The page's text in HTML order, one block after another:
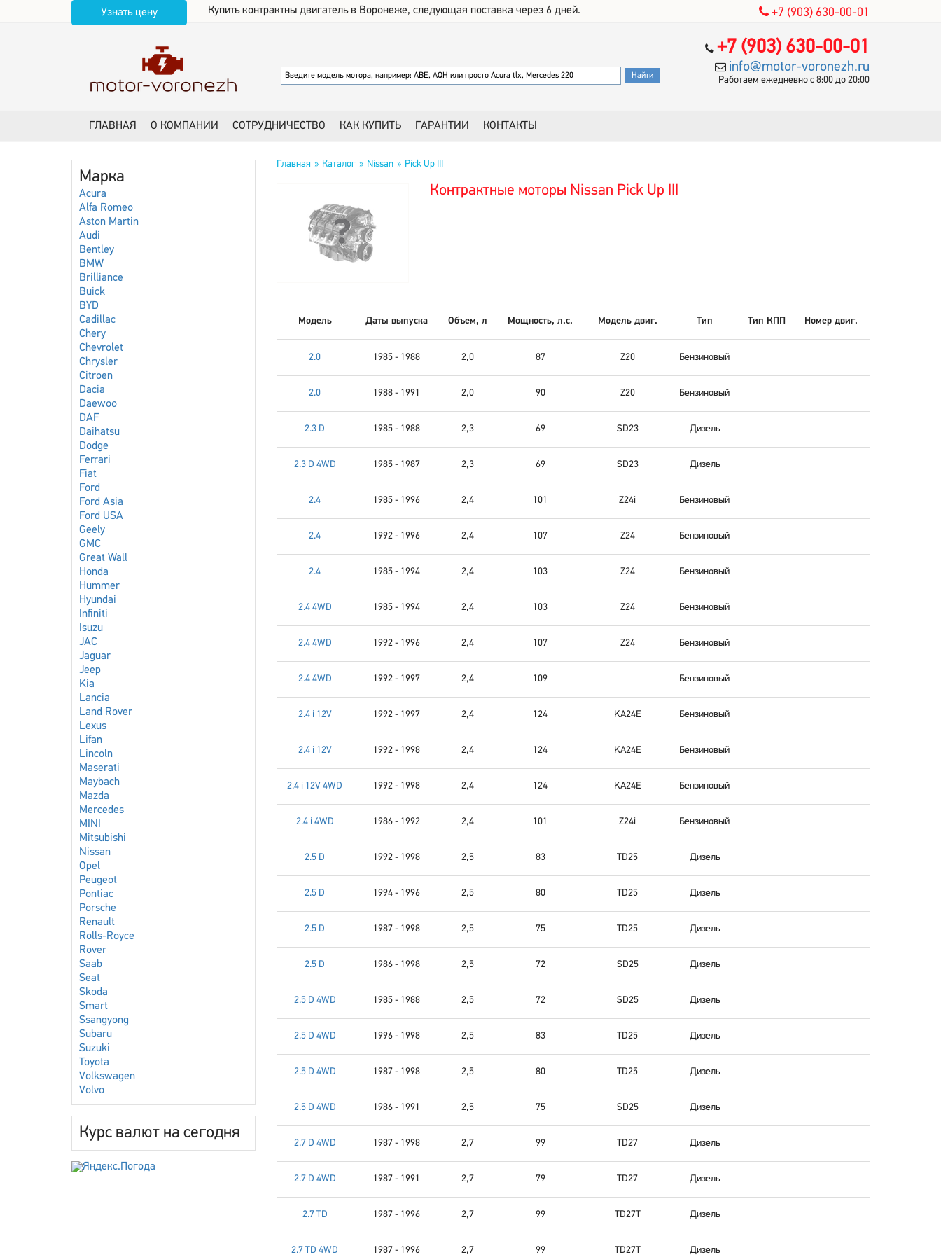
Узнать цену Купить контрактны двигатель в Воронеже, следующая поставка через 6 дней. +7 (903) 630-00-01
+7 (903) 630-00-01
info@motor-voronezh.ru
Работаем ежедневно с 8:00 до 20:00
ГЛАВНАЯ О КОМПАНИИ СОТРУДНИЧЕСТВО КАК КУПИТЬ ГАРАНТИИ КОНТАКТЫ
Марка
Acura
Alfa Romeo
Aston Martin
Audi
Bentley
BMW
Brilliance
Buick
BYD
Cadillac
Chery
Chevrolet
Chrysler
Citroen
Dacia
Daewoo
DAF
Daihatsu
Dodge
Ferrari
Fiat
Ford
Ford Asia
Ford USA
Geely
GMC
Great Wall
Honda
Hummer
Hyundai
Infiniti
Isuzu
JAC
Jaguar
Jeep
Kia
Lancia
Land Rover
Lexus
Lifan
Lincoln
Maserati
Maybach
Mazda
Mercedes
MINI
Mitsubishi
Nissan
Opel
Peugeot
Pontiac
Porsche
Renault
Rolls-Royce
Rover
Saab
Seat
Skoda
Smart
Ssangyong
Subaru
Suzuki
Toyota
Volkswagen
Volvo
Курс валют на сегодня
Главная Каталог Nissan Pick Up III
Контрактные моторы Nissan Pick Up III
Модель Даты выпуска Объем, л Мощность, л.с. Модель двиг. Тип Тип КПП Номер двиг.
2.0 1985 - 1988 2,0 87 Z20 Бензиновый
2.0 1988 - 1991 2,0 90 Z20 Бензиновый
2.3 D 1985 - 1988 2,3 69 SD23 Дизель
2.3 D 4WD 1985 - 1987 2,3 69 SD23 Дизель
2.4 1985 - 1996 2,4 101 Z24i Бензиновый
2.4 1992 - 1996 2,4 107 Z24 Бензиновый
2.4 1985 - 1994 2,4 103 Z24 Бензиновый
2.4 4WD 1985 - 1994 2,4 103 Z24 Бензиновый
2.4 4WD 1992 - 1996 2,4 107 Z24 Бензиновый
2.4 4WD 1992 - 1997 2,4 109 Бензиновый
2.4 i 12V 1992 - 1997 2,4 124 KA24E Бензиновый
2.4 i 12V 1992 - 1998 2,4 124 KA24E Бензиновый
2.4 i 12V 4WD 1992 - 1998 2,4 124 KA24E Бензиновый
2.4 i 4WD 1986 - 1992 2,4 101 Z24i Бензиновый
2.5 D 1992 - 1998 2,5 83 TD25 Дизель
2.5 D 1994 - 1996 2,5 80 TD25 Дизель
2.5 D 1987 - 1998 2,5 75 TD25 Дизель
2.5 D 1986 - 1998 2,5 72 SD25 Дизель
2.5 D 4WD 1985 - 1988 2,5 72 SD25 Дизель
2.5 D 4WD 1996 - 1998 2,5 83 TD25 Дизель
2.5 D 4WD 1987 - 1998 2,5 80 TD25 Дизель
2.5 D 4WD 1986 - 1991 2,5 75 SD25 Дизель
2.7 D 4WD 1987 - 1998 2,7 99 TD27 Дизель
2.7 D 4WD 1987 - 1991 2,7 79 TD27 Дизель
2.7 TD 1987 - 1996 2,7 99 TD27T Дизель
2.7 TD 4WD 1987 - 1996 2,7 99 TD27T Дизель